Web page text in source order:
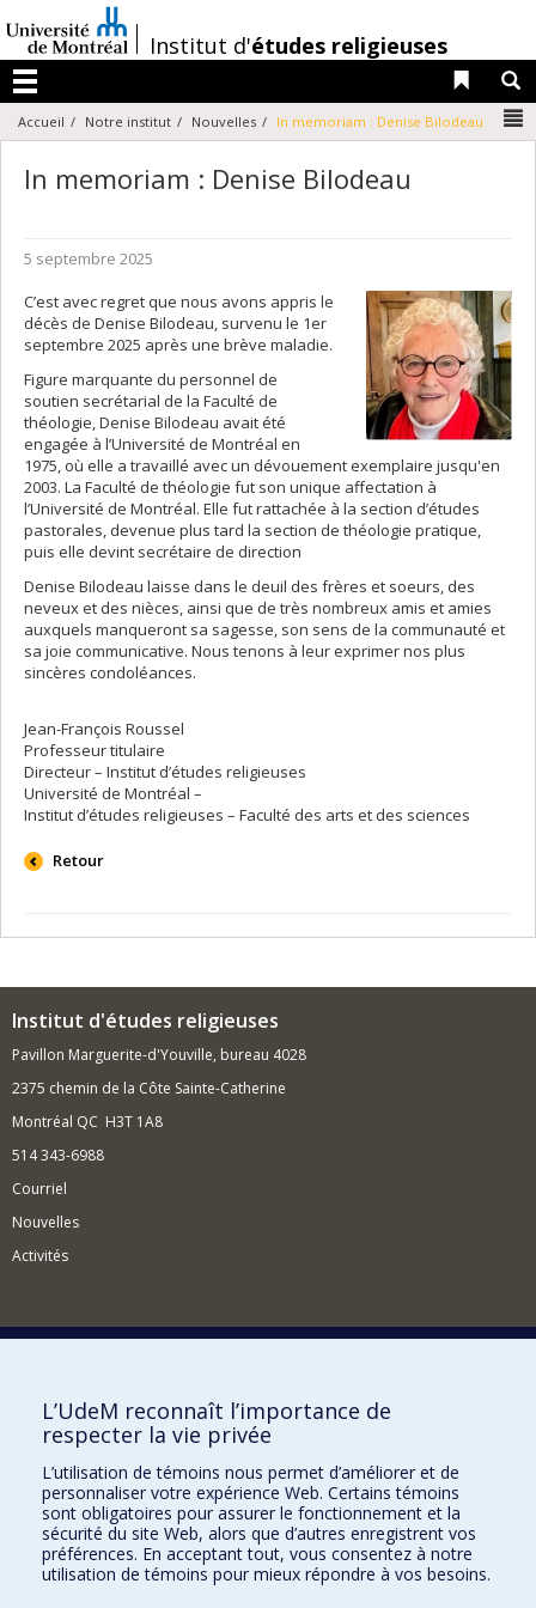
au
contenu
/Institut d'études religieuses
Menu
Liens
Accueil Notre institut Nouvelles In memoriam : Denise Bilodeau
In memoriam : Denise Bilodeau
5 septembre 2025
C’est avec regret que nous avons appris le
décès de Denise Bilodeau, survenu le 1er
septembre 2025 après une brève maladie.
Figure marquante du personnel de
soutien secrétarial de la Faculté de
théologie, Denise Bilodeau avait été
engagée à l’Université de Montréal en
1975, où elle a travaillé avec un dévouement exemplaire jusqu'en
2003. La Faculté de théologie fut son unique affectation à
l’Université de Montréal. Elle fut rattachée à la section d’études
pastorales, devenue plus tard la section de théologie pratique,
puis elle devint secrétaire de direction
Denise Bilodeau laisse dans le deuil des frères et soeurs, des
neveux et des nièces, ainsi que de très nombreux amis et amies
auxquels manqueront sa sagesse, son sens de la communauté et
sa joie communicative. Nous tenons à leur exprimer nos plus
sincères condoléances.
Jean-François Roussel
Professeur titulaire
Directeur – Institut d’études religieuses
Université de Montréal –
Institut d’études religieuses – Faculté des arts et des sciences
Retour
Institut d'études religieuses
Pavillon Marguerite-d'Youville, bureau 4028
2375 chemin de la Côte Sainte-Catherine
Montréal QC H3T 1A8
514 343-6988
Courriel
Nouvelles
Activités
Comment soutenir l'Institut?
BESOIN D'AIDE?
Plan du site
Signaler une erreur
Accessibilité
FACULTÉ DES ARTS ET DES SCIENCES
L’UdeM reconnaît l’importance de
respecter la vie privée
L’utilisation de témoins nous permet d’améliorer et de
personnaliser votre expérience Web. Certains témoins
sont obligatoires pour assurer le fonctionnement et la
sécurité du site Web, alors que d’autres enregistrent vos
préférences. En acceptant tout, vous consentez à notre
utilisation de témoins pour mieux répondre à vos besoins.